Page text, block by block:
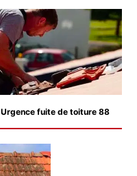
Urgence fuite de toiture 88